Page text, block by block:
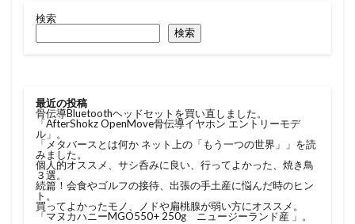
検索
検索
最近の投稿
骨伝導Bluetoothヘッドセットを買い直しました。
「AfterShokz OpenMove骨伝導イヤホン エントリーモデ
ル」。
「メタバースとは何か ネット上の「もう一つの世界」」を読
みました。
個人的オススメ、サシ呑みに良い、行ってよかった、焼き鳥
３選。
続篇！会食やゴルフの接待、出張の手土産に悩んだ時のヒン
ト。
買ってよかったモノ、ノドや扁桃腺が弱い方にオススメ。
「マヌカハニーMGO550+ 250g ニュージーランド産 」。